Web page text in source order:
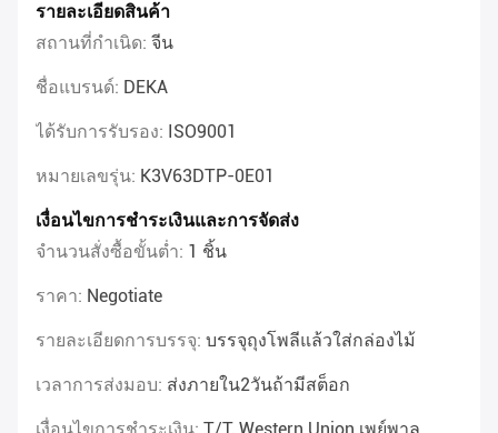
รายละเอียดสินค้า
สถานที่กำเนิด: จีน
ชื่อแบรนด์: DEKA
ได้รับการรับรอง: ISO9001
หมายเลขรุ่น: K3V63DTP-0E01
เงื่อนไขการชำระเงินและการจัดส่ง
จำนวนสั่งซื้อขั้นต่ำ: 1 ชิ้น
ราคา: Negotiate
รายละเอียดการบรรจุ: บรรจุถุงโพลีแล้วใส่กล่องไม้
เวลาการส่งมอบ: ส่งภายใน2วันถ้ามีสต็อก